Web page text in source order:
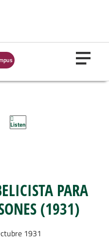
Listen
y
PARA
(1931)
1931